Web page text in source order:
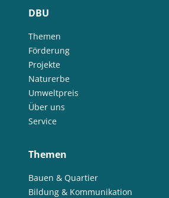
DBU
Themen
Förderung
Projekte
Naturerbe
Umweltpreis
Über uns
Service
Themen
Bauen & Quartier
Bildung & Kommunikation